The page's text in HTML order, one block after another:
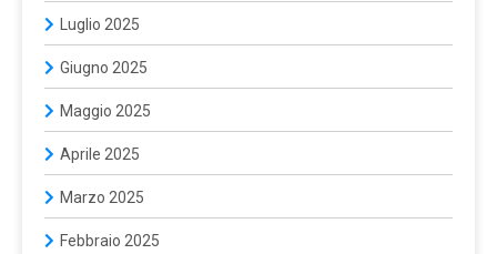
Luglio 2025
Giugno 2025
Maggio 2025
Aprile 2025
Marzo 2025
Febbraio 2025